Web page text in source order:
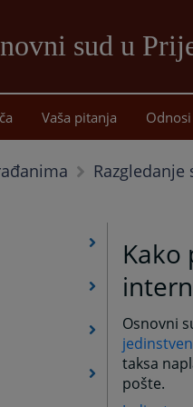
sud u
Vaša pitanja
Razgledanje
Osnovni
taksa
pošte.